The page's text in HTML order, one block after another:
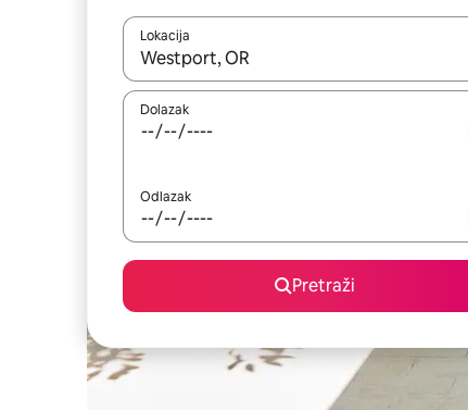
Lokacija
Kada budu dostupni rezultati, moći ćete ih
Dolazak
Odlazak
Pretraži